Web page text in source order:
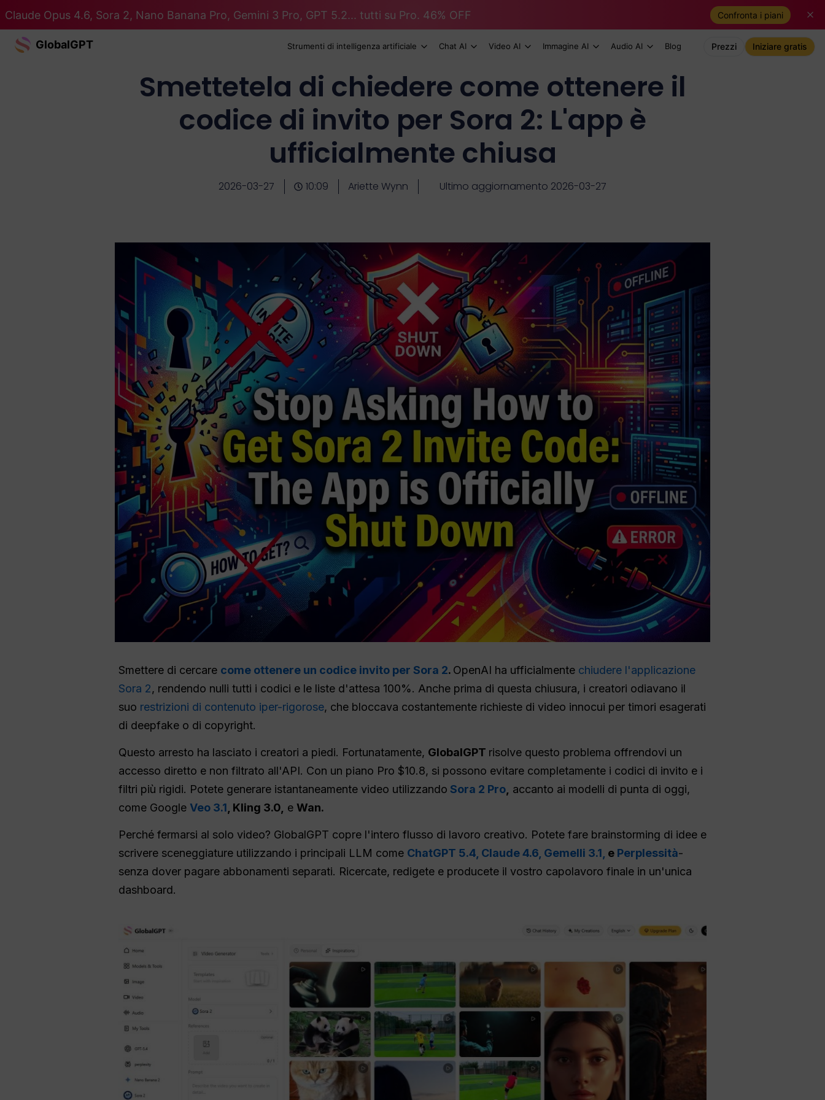
Claude Opus 4.6, Sora 2, Nano Banana Pro, Gemini 3 Pro, GPT 5.2... tutti su Pro. 46% OFF Confronta i piani
GlobalGPT Strumenti di intelligenza artificiale Chat AI Video AI Immagine AI Audio AI Blog Prezzi Iniziare gratis
Smettetela di chiedere come ottenere il
codice di invito per Sora 2: L'app è
ufficialmente chiusa
2026-03-27 10:09 Ariette Wynn Ultimo aggiornamento 2026-03-27
Smettere di cercare come ottenere un codice invito per Sora 2. OpenAI ha ufficialmente chiudere l'applicazione
Sora 2, rendendo nulli tutti i codici e le liste d'attesa 100%. Anche prima di questa chiusura, i creatori odiavano il
suo restrizioni di contenuto iper-rigorose, che bloccava costantemente richieste di video innocui per timori esagerati
di deepfake o di copyright.
Questo arresto ha lasciato i creatori a piedi. Fortunatamente, GlobalGPT risolve questo problema offrendovi un
accesso diretto e non filtrato all'API. Con un piano Pro $10.8, si possono evitare completamente i codici di invito e i
filtri più rigidi. Potete generare istantaneamente video utilizzando Sora 2 Pro accanto ai modelli di punta di oggi,
come Google Veo 3.1 , Kling 3.0, e Wan.
Perché fermarsi al solo video? GlobalGPT copre l'intero flusso di lavoro creativo. Potete fare brainstorming di idee e
scrivere sceneggiature utilizzando i principali LLM come ChatGPT 5.4, Claude 4.6, Gemelli 3.1, e Perplessità-
senza dover pagare abbonamenti separati. Ricercate, redigete e producete il vostro capolavoro finale in un'unica
dashboard.